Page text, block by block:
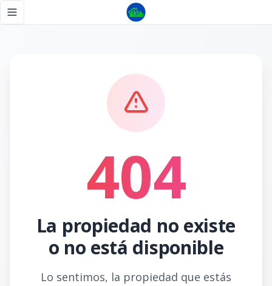
Toggle navigation menu
404
La propiedad no existe
o no está disponible
Lo sentimos, la propiedad que estás
Página no encontrada - Tu Casa RD